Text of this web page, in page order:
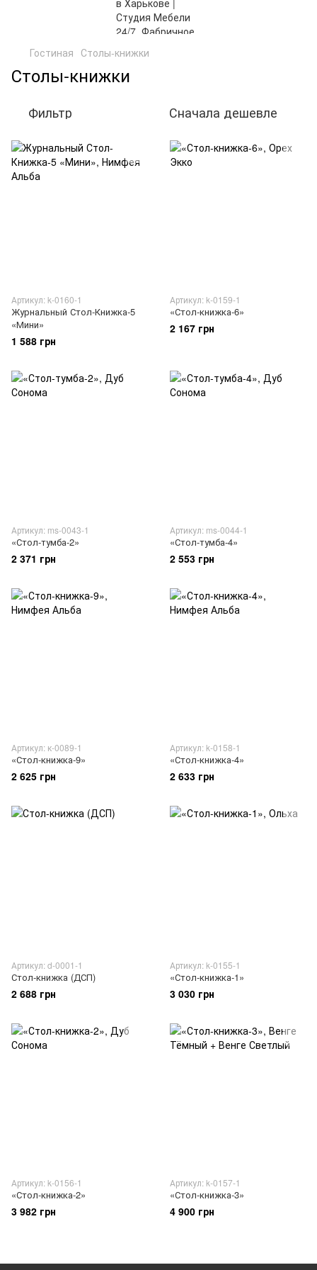
Гостиная Столы-книжки
Столы-книжки
Фильтр Сначала дешевле
Артикул: k-0160-1
Журнальный Стол-Книжка-5
«Мини»
1 588 грн
Артикул: k-0159-1
«Стол-книжка-6»
2 167 грн
Артикул: ms-0043-1
«Стол-тумба-2»
2 371 грн
Артикул: ms-0044-1
«Стол-тумба-4»
2 553 грн
Артикул: к-0089-1
«Стол-книжка-9»
2 625 грн
Артикул: k-0158-1
«Стол-книжка-4»
2 633 грн
Артикул: d-0001-1
Стол-книжка (ДСП)
2 688 грн
Артикул: k-0155-1
«Стол-книжка-1»
3 030 грн
Артикул: k-0156-1
«Стол-книжка-2»
3 982 грн
Артикул: k-0157-1
«Стол-книжка-3»
4 900 грн